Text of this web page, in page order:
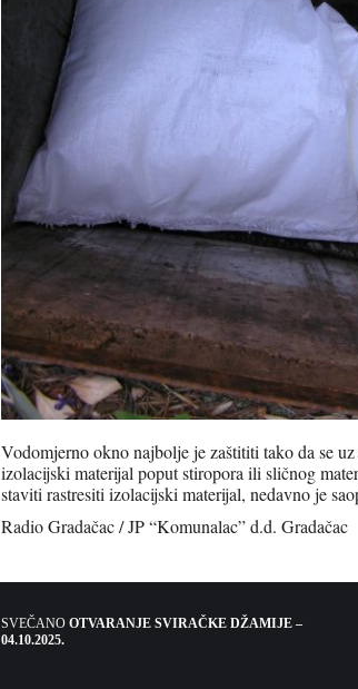
Vodomjerno okno najbolje je zaštititi tako da se
izolacijski materijal poput stiropora ili sličnog
staviti rastresiti izolacijski materijal, nedavno je
Radio Gradačac / JP “Komunalac” d.d. Gradačac
SVEČANO OTVARANJE SVIRAČKE DŽAMIJE –
04.10.2025.